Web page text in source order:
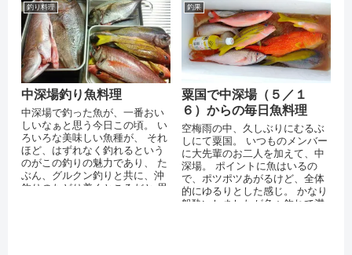
釣り料理
中深場釣り魚料理
中深場で釣った魚が、一番おい
しいなぁと思う今日この頃。 い
ろいろな美味しい魚種が、 それ
ほど、はずれなく釣れるという
のがこの釣りの魅力であり、 た
ぶん、グルクン釣りと共に、沖
釣りのたどり着くところだと 思
釣果
粟国で中深場（５／１
６）からの毎日魚料理
空梅雨の中、久しぶりにむるぶ
しにて粟国。 いつものメンバー
に大先輩のお二人を加えて、中
深場。 ポイントに魚はいるの
で、ポツポツあがるけど、全体
的にゆるりとした感じ。 かなり
船酔いしましたが色々釣れて満